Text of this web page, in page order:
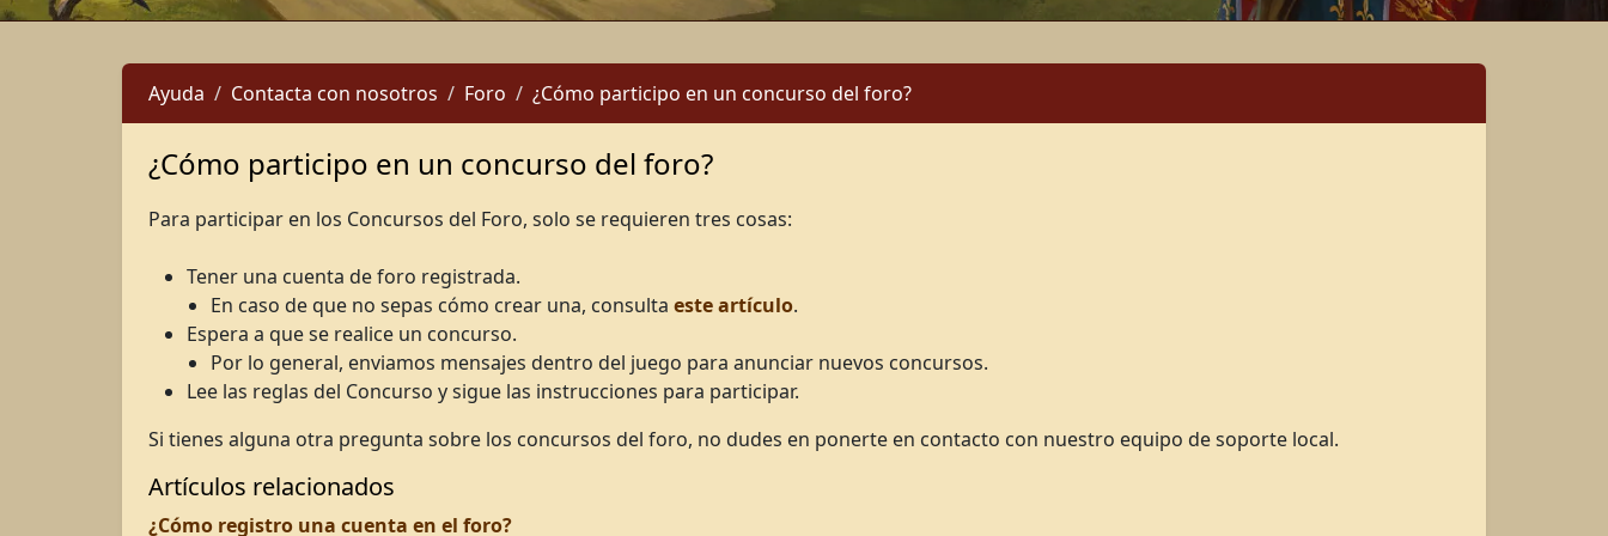
Ayuda Contacta con nosotros Foro ¿Cómo participo en un concurso del foro?
¿Cómo participo en un concurso del foro?
Para participar en los Concursos del Foro, solo se requieren tres cosas:
Tener una cuenta de foro registrada.
En caso de que no sepas cómo crear una, consulta este artículo.
Espera a que se realice un concurso.
Por lo general, enviamos mensajes dentro del juego para anunciar nuevos concursos.
Lee las reglas del Concurso y sigue las instrucciones para participar.
Si tienes alguna otra pregunta sobre los concursos del foro, no dudes en ponerte en contacto con nuestro equipo de soporte local.
Artículos relacionados
¿Cómo registro una cuenta en el foro?